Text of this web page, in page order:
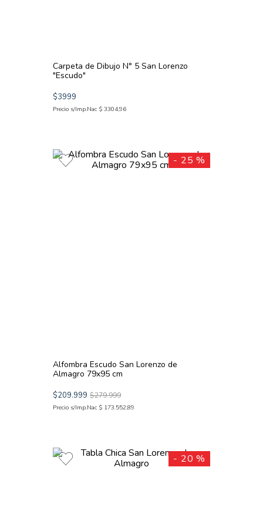
Carpeta de Dibujo N° 5 San Lorenzo
"Escudo"
$3999
Precio s/Imp.Nac $ 3304,96
- 25 %
Alfombra Escudo San Lorenzo de
Almagro 79x95 cm
$279.999
$209.999
Precio s/Imp.Nac $ 173.552,89
- 20 %